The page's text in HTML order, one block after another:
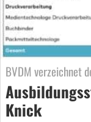
BVDM verzeichnet
Knick